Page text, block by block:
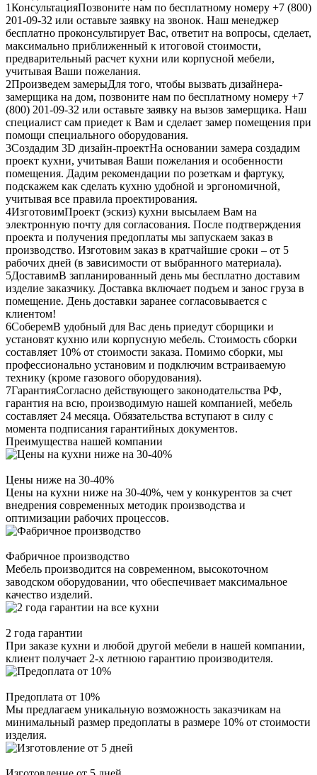
1КонсультацияПозвоните нам по бесплатному номеру +7 (800)
201-09-32 или оставьте заявку на звонок. Наш менеджер
бесплатно проконсультирует Вас, ответит на вопросы, сделает,
максимально приближенный к итоговой стоимости,
предварительный расчет кухни или корпусной мебели,
учитывая Ваши пожелания.
2Произведем замерыДля того, чтобы вызвать дизайнера-
замерщика на дом, позвоните нам по бесплатному номеру +7
(800) 201-09-32 или оставьте заявку на вызов замерщика. Наш
специалист сам приедет к Вам и сделает замер помещения при
помощи специального оборудования.
3Создадим 3D дизайн-проектНа основании замера создадим
проект кухни, учитывая Ваши пожелания и особенности
помещения. Дадим рекомендации по розеткам и фартуку,
подскажем как сделать кухню удобной и эргономичной,
учитывая все правила проектирования.
4ИзготовимПроект (эскиз) кухни высылаем Вам на
электронную почту для согласования. После подтверждения
проекта и получения предоплаты мы запускаем заказ в
производство. Изготовим заказ в кратчайшие сроки – от 5
рабочих дней (в зависимости от выбранного материала).
5ДоставимВ запланированный день мы бесплатно доставим
изделие заказчику. Доставка включает подъем и занос груза в
помещение. День доставки заранее согласовывается с
клиентом!
6СоберемВ удобный для Вас день приедут сборщики и
установят кухню или корпусную мебель. Стоимость сборки
составляет 10% от стоимости заказа. Помимо сборки, мы
профессионально установим и подключим встраиваемую
технику (кроме газового оборудования).
7ГарантияСогласно действующего законодательства РФ,
гарантия на всю, производимую нашей компанией, мебель
составляет 24 месяца. Обязательства вступают в силу с
момента подписания гарантийных документов.
Преимущества нашей компании
Цены ниже на 30-40%
Цены на кухни ниже на 30-40%, чем у конкурентов за счет
внедрения современных методик производства и
оптимизации рабочих процессов.
Фабричное производство
Мебель производится на современном, высокоточном
заводском оборудовании, что обеспечивает максимальное
качество изделий.
2 года гарантии
При заказе кухни и любой другой мебели в нашей компании,
клиент получает 2-х летнюю гарантию производителя.
Предоплата от 10%
Мы предлагаем уникальную возможность заказчикам на
минимальный размер предоплаты в размере 10% от стоимости
изделия.